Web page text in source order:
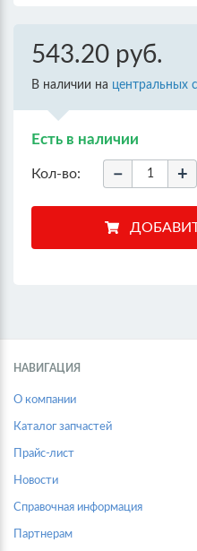
543.20 руб.
В наличии на центральных
Есть в наличии
Кол-во: − +
НАВИГАЦИЯ
О компании
Каталог запчастей
Прайс-лист
Новости
Справочная информация
Партнерам